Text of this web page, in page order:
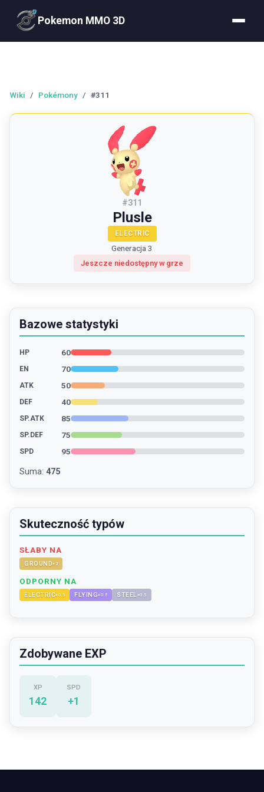
Pokemon MMO 3D
Wiki / Pokémony / #311
#311
Plusle
ELECTRIC
Generacja 3
Jeszcze niedostępny w grze
Bazowe statystyki
HP 60
EN 70
ATK 50
DEF 40
SP.ATK 85
SP.DEF 75
SPD 95
Suma: 475
Skuteczność typów
SŁABY NA
GROUND× 2
ODPORNY NA
ELECTRIC×0.5 FLYING×0.5 STEEL ×0.5
Zdobywane EXP
XP
142
SPD
+1